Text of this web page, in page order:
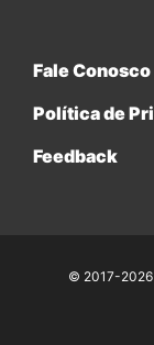
Fale Conosco
Política de
Feedback
© 2017-2026